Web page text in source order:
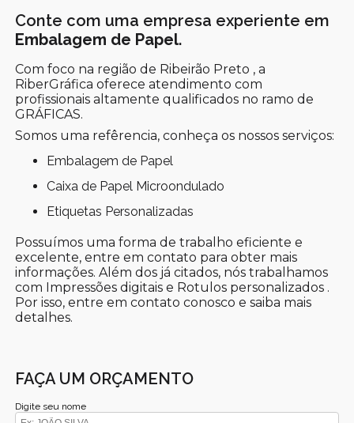
Conte com uma empresa experiente em
Embalagem de Papel.
Com foco na região de Ribeirão Preto , a
RiberGráfica oferece atendimento com
profissionais altamente qualificados no ramo de
GRÁFICAS.
Somos uma refêrencia, conheça os nossos serviços:
Embalagem de Papel
Caixa de Papel Microondulado
Etiquetas Personalizadas
Possuímos uma forma de trabalho eficiente e
excelente, entre em contato para obter mais
informações. Além dos já citados, nós trabalhamos
com Impressões digitais e Rotulos personalizados .
Por isso, entre em contato conosco e saiba mais
detalhes.
FAÇA UM ORÇAMENTO
Digite seu nome